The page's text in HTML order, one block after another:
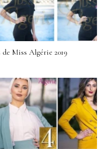
Miss Algérie 2019